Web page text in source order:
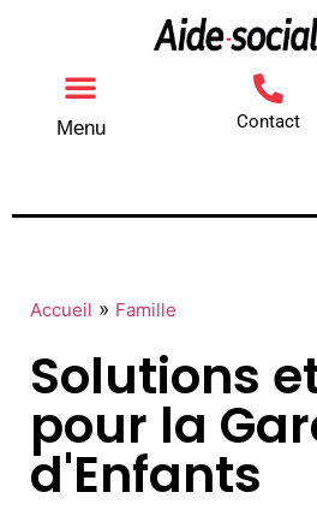
Menu Contact
Accueil » Famille
Solutions
pour la
d'Enfants